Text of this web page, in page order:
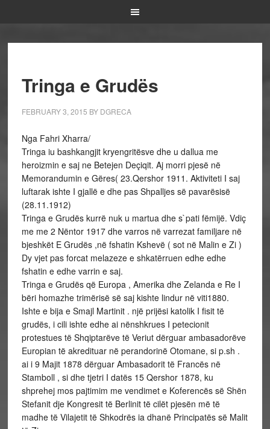
Tringa e Grudës
FEBRUARY 3, 2015 BY DGRECA
Nga Fahri Xharra/
Tringa iu bashkangjit kryengritësve dhe u dallua me
heroizmin e saj ne Betejen Deçiqit. Aj morri pjesë në
Memorandumin e Gëres( 23.Qershor 1911. Aktiviteti I saj
luftarak ishte I gjallë e dhe pas Shpalljes së pavarësisë
(28.11.1912)
Tringa e Grudës kurrë nuk u martua dhe s`pati fëmijë. Vdiç
me me 2 Nëntor 1917 dhe varros në varrezat familjare në
bjeshkët E Grudës ,në fshatin Kshevë ( sot në Malin e Zi )
Dy vjet pas forcat melazeze e shkatërruen edhe edhe
fshatin e edhe varrin e saj.
Tringa e Grudës që Europa , Amerika dhe Zelanda e Re I
bëri homazhe trimërisë së saj kishte lindur në viti1880.
Ishte e bija e Smajl Martinit . një prijësi katolik I fisit të
grudës, i cili ishte edhe ai nënshkrues I petecionit
protestues të Shqiptarëve të Veriut dërguar ambasadorëve
Europian të akredituar në perandorinë Otomane, si p.sh .
ai i 9 Majit 1878 dërguar Ambasadorit të Francës në
Stamboll , si dhe tjetri I datës 15 Qershor 1878, ku
shprehej mos pajtimim me vendimet e Koferencës së Shën
Stefanit dje Kongresit të Berlinit të cilët pjesën më të
madhe të Vilajetit të Shkodrës ia dhanë Principatës së Malit